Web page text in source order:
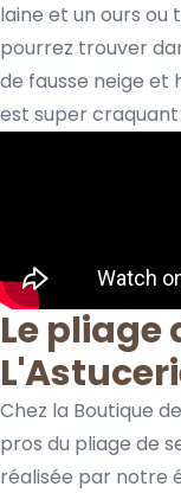
laine et un ours
pourrez trouver
de fausse neige et
est super craquant
Le pliage
Chez la Boutique
pros du pliage de
réalisée par notre